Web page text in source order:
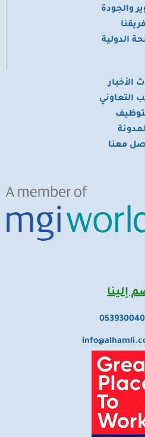
والجودة
فريقنا
الدولية
الأخبار
التعاوني
معنا
إلينا